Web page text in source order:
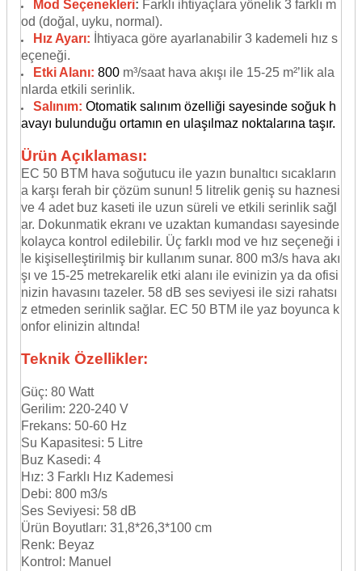
Mod Seçenekleri: Farklı ihtiyaçlara yönelik 3 farklı m
od (doğal, uyku, normal).
Hız Ayarı:
İhtiyaca göre ayarlanabilir 3 kademeli hız s
eçeneği.
Etki Alanı: 800 m³/saat hava akışı ile 15-25 m²’lik ala
nlarda etkili serinlik.
Salınım: Otomatik salınım özelliği sayesinde soğuk h
avayı bulunduğu ortamın en ulaşılmaz noktalarına taşır.
Ürün Açıklaması:
EC 50 BTM hava soğutucu ile yazın bunaltıcı sıcakların
a karşı ferah bir çözüm sunun! 5 litrelik geniş su haznesi
ve 4 adet buz kaseti ile uzun süreli ve etkili serinlik sağl
ar. Dokunmatik ekranı ve uzaktan kumandası sayesinde
kolayca kontrol edilebilir. Üç farklı mod ve hız seçeneği i
le kişiselleştirilmiş bir kullanım sunar. 800 m3/s hava akı
şı ve 15-25 metrekarelik etki alanı ile evinizin ya da ofisi
nizin havasını tazeler. 58 dB ses seviyesi ile sizi rahatsı
z etmeden serinlik sağlar. EC 50 BTM ile yaz boyunca k
onfor elinizin altında!
Teknik Özellikler:
Güç: 80 Watt
Gerilim: 220-240 V
Frekans: 50-60 Hz
Su Kapasitesi: 5 Litre
Buz Kasedi: 4
Hız: 3 Farklı Hız Kademesi
Debi: 800 m3/s
Ses Seviyesi: 58 dB
Ürün Boyutları: 31,8*26,3*100 cm
Renk: Beyaz
Kontrol: Manuel